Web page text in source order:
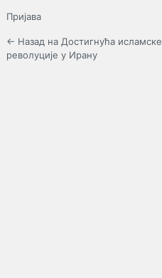
Пријава
← Назад на Достигнућа исламске
револуције у Ирану